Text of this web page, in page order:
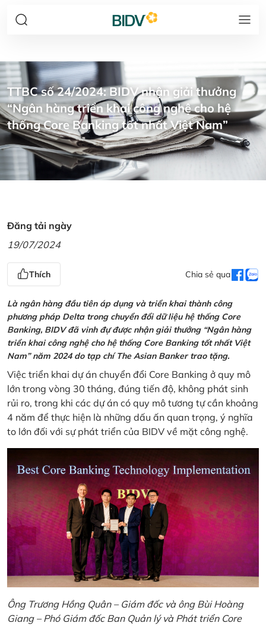
TTBC số 24/2024: BIDV nhận giải thưởng
“Ngân hàng triển khai công nghệ cho hệ
thống Core Banking tốt nhất Việt Nam”
Đăng tải ngày
19/07/2024
Thích Chia sẻ qua
Là ngân hàng đầu tiên áp dụng và triển khai thành công
phương pháp Delta trong chuyển đổi dữ liệu hệ thống Core
Banking, BIDV đã vinh đự được nhận giải thưởng “Ngân hàng
triển khai công nghệ cho hệ thống Core Banking tốt nhất Việt
Nam” năm 2024 do tạp chí The Asian Banker trao tặng.
Việc triển khai dự án chuyển đổi Core Banking ở quy mô
lớn trong vòng 30 tháng, đúng tiến độ, không phát sinh
rủi ro, trong khi các dự án có quy mô tương tự cần khoảng
4 năm để thực hiện là những dấu ấn quan trọng, ý nghĩa
to lớn đối với sự phát triển của BIDV về mặt công nghệ.
Ông Trương Hồng Quân – Giám đốc và ông Bùi Hoàng
Giang – Phó Giám đốc Ban Quản lý và Phát triển Core